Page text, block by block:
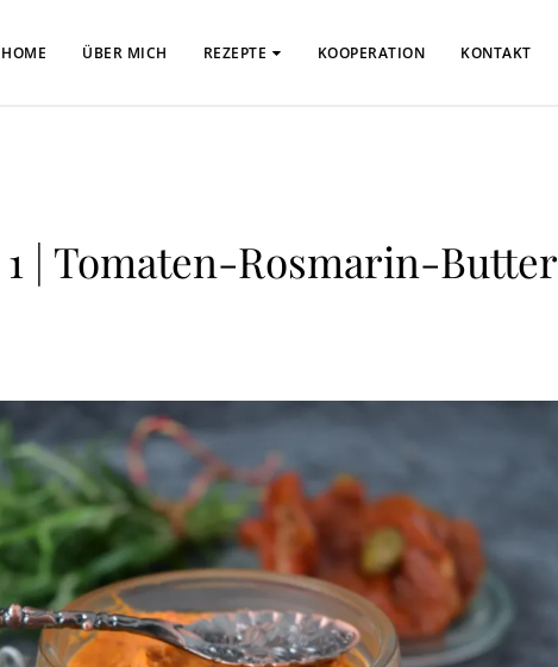
HOME ÜBER MICH REZEPTE KOOPERATION KONTAKT
| Tomaten-Rosmarin-Butter